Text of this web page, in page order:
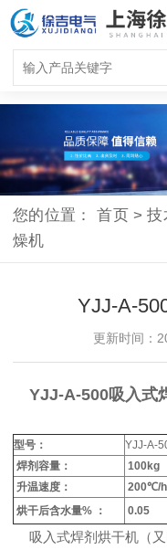
您的位置：首页 > 技
燥机
YJJ-A-
更新时间：
YJJ-A-500吸入式
型号： YJJ-A-
焊剂容量：
100kg
升温速度：
200℃/h
烘干后含水量% ：
0.05
吸入式焊剂烘干机（